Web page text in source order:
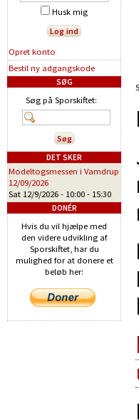
Husk mig
Opret konto
Bestil ny adgangskode
SØG
Søg på Sporskiftet:
DET SKER
Modeltogsmessen i Vamdrup
12/09/2026
Sat 12/9/2026 - 10:00 - 15:30
DONÉR
Hvis du vil hjælpe med
den videre udvikling af
Sporskiftet, har du
mulighed for at donere et
beløb her: